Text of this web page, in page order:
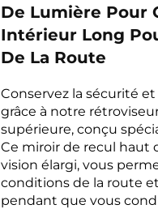
De Lumière Pour
Intérieur Long
De La Route
Conservez la sécurité
grâce à notre
supérieure, conçu
Ce miroir de recul haut
vision élargi, vous
conditions de la route
pendant que vous